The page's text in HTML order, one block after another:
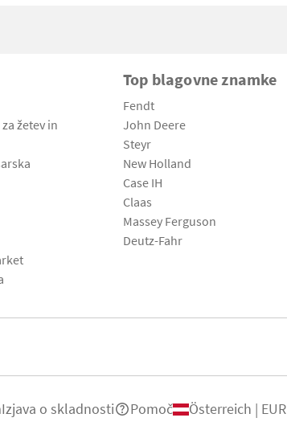
žetev in
Top blagovne znamke
Fendt
John Deere
Steyr
New Holland
Case IH
Claas
Massey Ferguson
Deutz-Fahr
Izjava o skladnosti Pomoč Österreich | EUR